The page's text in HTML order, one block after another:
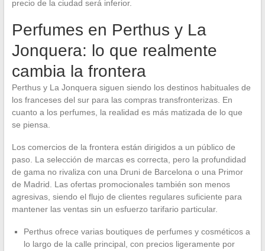
precio de la ciudad será inferior.
Perfumes en Perthus y La
Jonquera: lo que realmente
cambia la frontera
Perthus y La Jonquera siguen siendo los destinos habituales de
los franceses del sur para las compras transfronterizas. En
cuanto a los perfumes, la realidad es más matizada de lo que
se piensa.
Los comercios de la frontera están dirigidos a un público de
paso. La selección de marcas es correcta, pero la profundidad
de gama no rivaliza con una Druni de Barcelona o una Primor
de Madrid. Las ofertas promocionales también son menos
agresivas, siendo el flujo de clientes regulares suficiente para
mantener las ventas sin un esfuerzo tarifario particular.
Perthus ofrece varias boutiques de perfumes y cosméticos a
lo largo de la calle principal, con precios ligeramente por